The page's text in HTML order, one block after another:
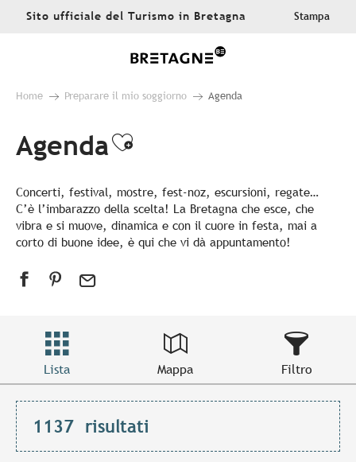
AllerSito ufficiale del Turismo in Bretagna Stampa
Home Preparare il mio soggiorno Agenda
AgendaAjouter aux favoris
Concerti, festival, mostre, fest-noz, escursioni, regate…
C’è l’imbarazzo della scelta! La Bretagna che esce, che
vibra e si muove, dinamica e con il cuore in festa, mai a
corto di buone idee, è qui che vi dà appuntamento!
Lista Mappa Filtro
1137 risultati